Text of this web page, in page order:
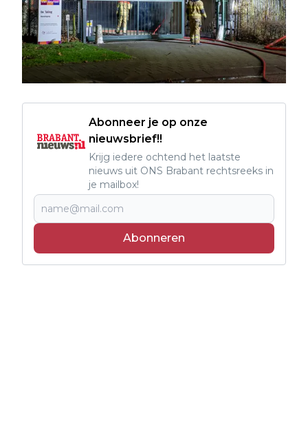
Abonneer je op onze
nieuwsbrief!!
Krijg iedere ochtend het laatste
nieuws uit ONS Brabant rechtsreeks in
je mailbox!
Abonneren